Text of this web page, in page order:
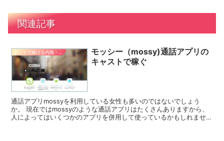
関連記事
モッシー（mossy)通話アプリの
キャストで稼ぐ
通話アプリmossyを利用している女性も多いのではないでしょう
か。 現在ではmossyのような通話アプリはたくさんありますから、
人によってはいくつかのアプリを併用して使っているかもしれません